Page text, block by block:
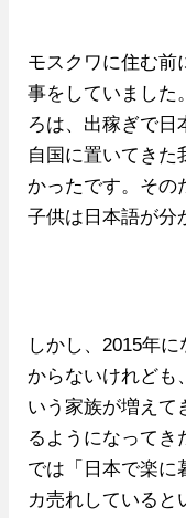
モスクワに住む前
事をしていました
ろは、出稼ぎで日
自国に置いてきた
かったです。その
子供は日本語が分
しかし、2015年
からないけれども
いう家族が増えて
るようになってき
では「日本で楽に
カ売れしていると